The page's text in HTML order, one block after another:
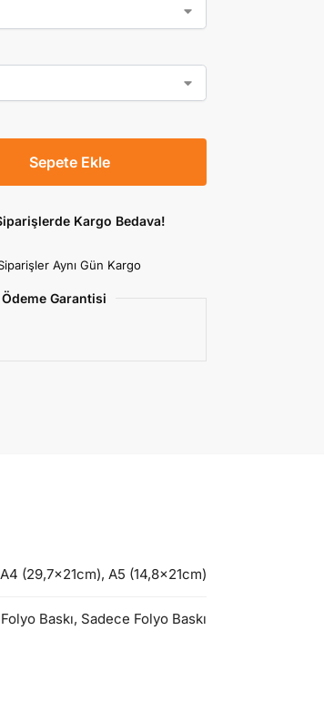
Sepete Ekle
Kargo Bedava!
Aynı Gün Kargo
Garantisi
(29,7x21cm), A5 (14,8x21cm)
Baskı, Sadece Folyo Baskı